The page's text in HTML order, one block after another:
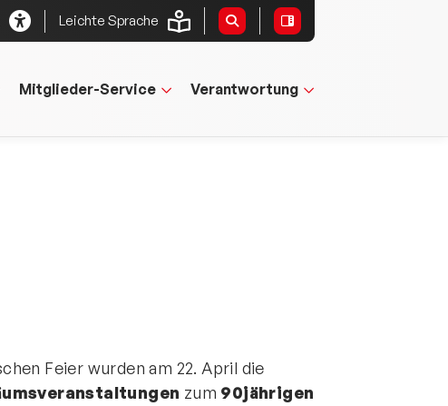
Leichte Sprache
Mitglieder-Service Verantwortung
Feier wurden am 22. April die
zum 90jährigen